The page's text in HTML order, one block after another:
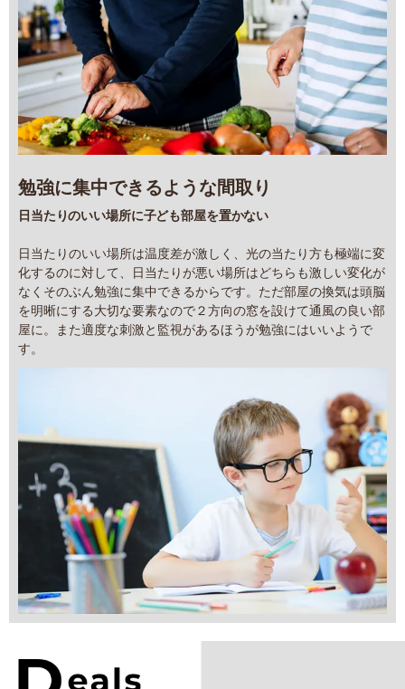
勉強に集中できるような間取り
日当たりのいい場所に子ども部屋を置かない
日当たりのいい場所は温度差が激しく、光の当たり方も極端に変
化するのに対して、日当たりが悪い場所はどちらも激しい変化が
なくそのぶん勉強に集中できるからです。ただ部屋の換気は頭脳
を明晰にする大切な要素なので２方向の窓を設けて通風の良い部
屋に。また適度な刺激と監視があるほうが勉強にはいいようで
す。